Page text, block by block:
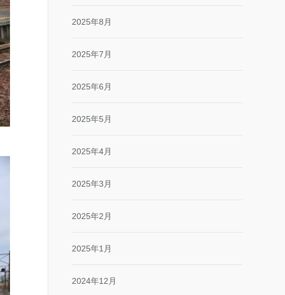
2025年8月
2025年7月
2025年6月
2025年5月
2025年4月
2025年3月
2025年2月
2025年1月
2024年12月